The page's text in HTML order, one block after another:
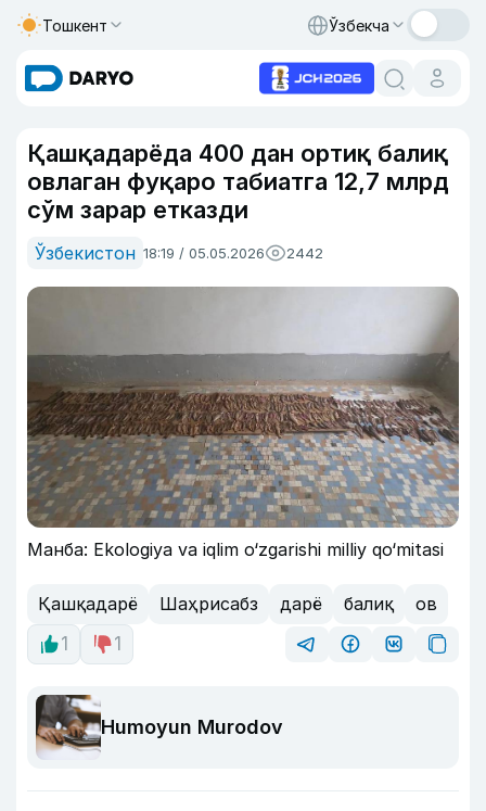
Тошкент Ўзбекча
Қашқадарёда 400 дан ортиқ балиқ
овлаган фуқаро табиатга 12,7 млрд
сўм зарар етказди
Ўзбекистон 18:19 / 05.05.2026 2442
Манба: Ekologiya va iqlim o‘zgarishi milliy qo‘mitasi
Қашқадарё Шаҳрисабз дарё балиқ
ов
1
1
Humoyun Murodov